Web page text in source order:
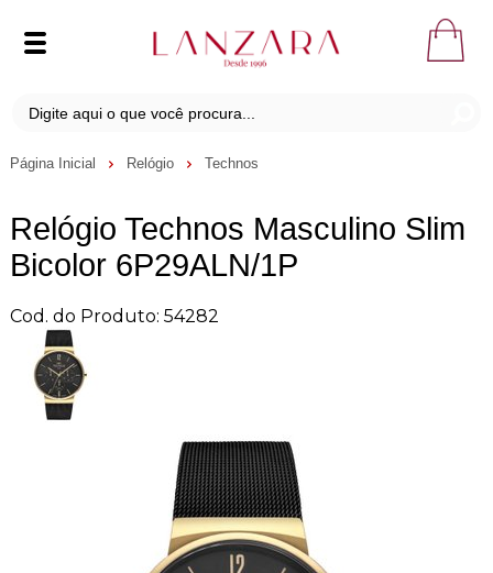
Página Inicial Relógio Technos
Relógio Technos Masculino Slim
Bicolor 6P29ALN/1P
Cod. do Produto: 54282